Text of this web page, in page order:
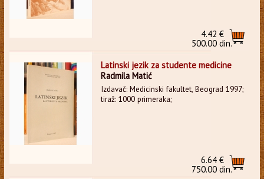
4.42 €
500.00 din.
Latinski jezik za studente medicine
Radmila Matić
Izdavač: Medicinski fakultet, Beograd 1997;
tiraž: 1000 primeraka;
6.64 €
750.00 din.